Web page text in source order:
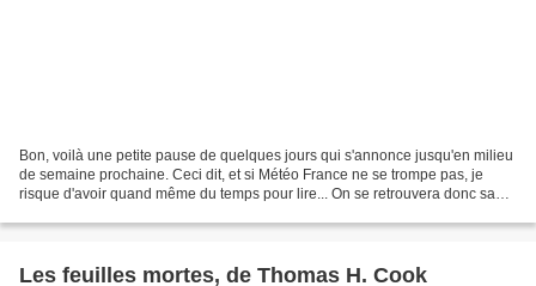
Bon, voilà une petite pause de quelques jours qui s'annonce jusqu'en milieu
de semaine prochaine. Ceci dit, et si Météo France ne se trompe pas, je
risque d'avoir quand même du temps pour lire... On se retrouvera donc sans
Les feuilles mortes, de Thomas H. Cook